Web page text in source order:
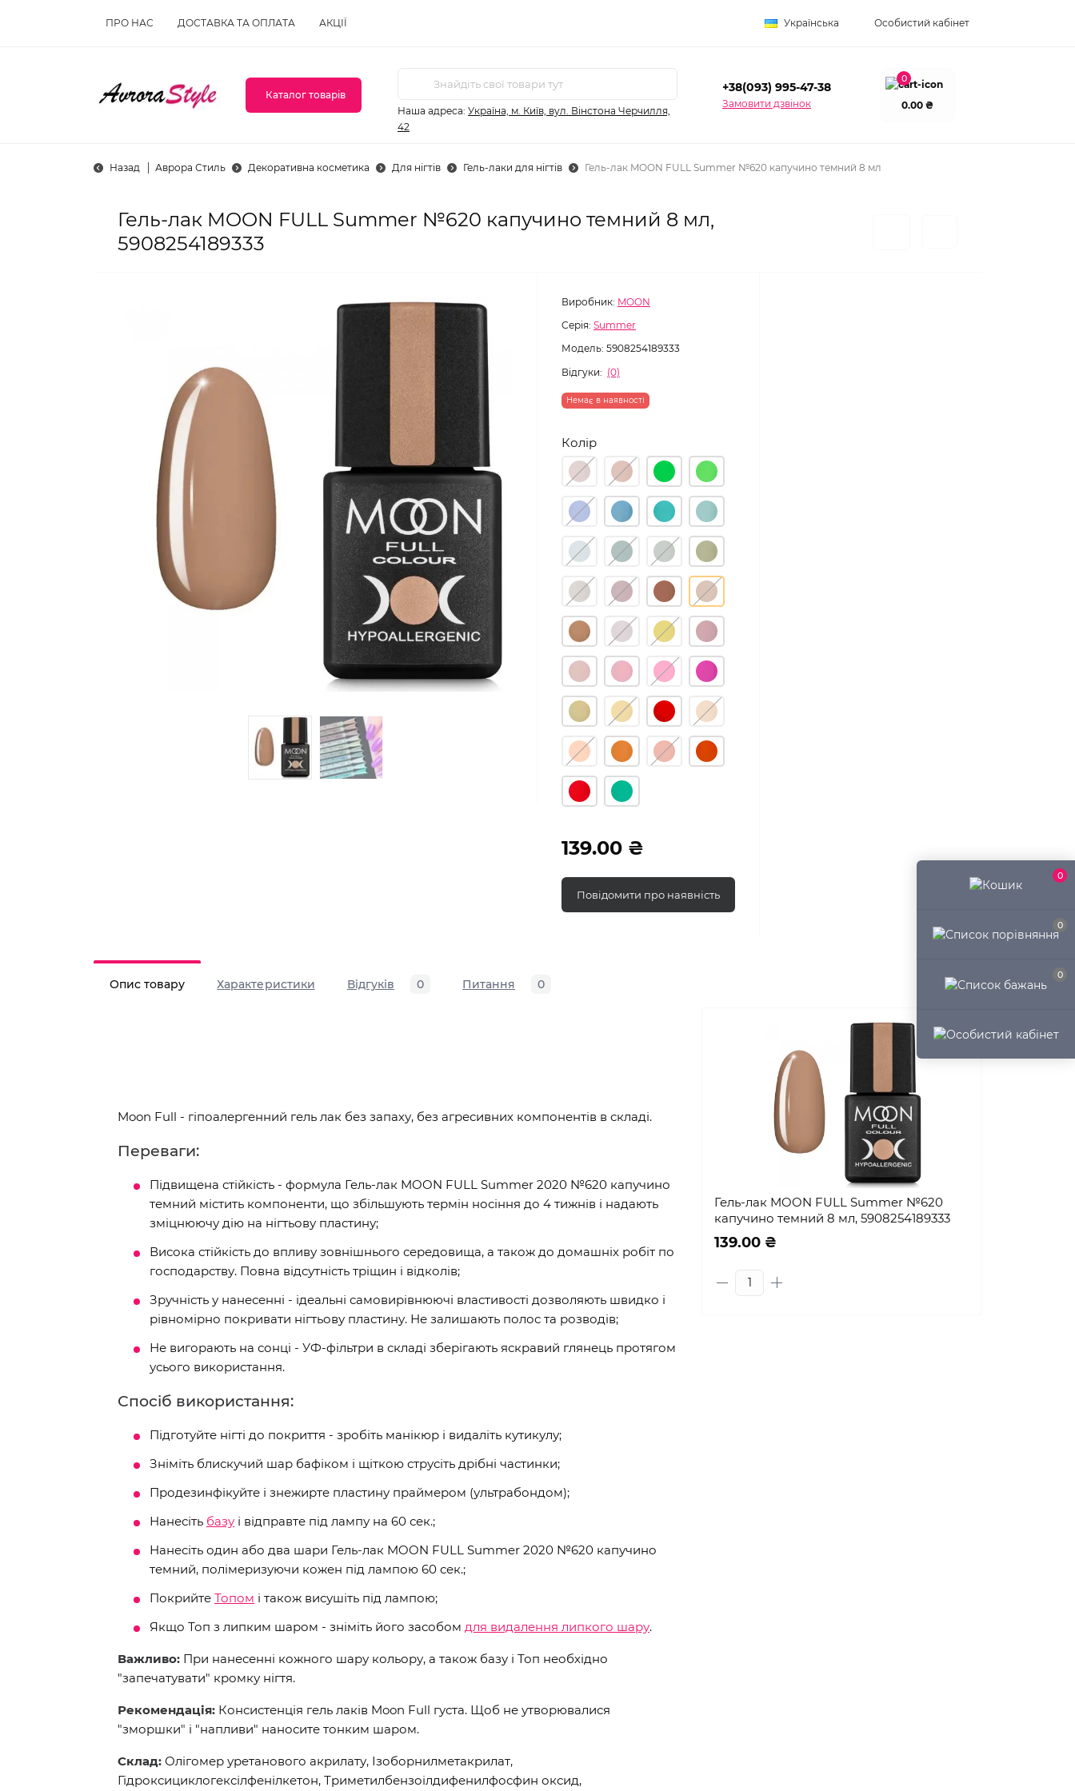
0
0
0
ПРО НАС ДОСТАВКА ТА ОПЛАТА АКЦІЇ Українська Особистий кабінет
Каталог товарів
Наша адреса: Україна, м. Київ, вул. Вінстона Черчилля,
42
+38(093) 995-47-38
Замовити дзвінок
0
0.00 ₴
Назад Аврора Стиль Декоративна косметика Для нігтів Гель-лаки для нігтів Гель-лак MOON FULL Summer №620 капучино темний 8 мл
Гель-лак MOON FULL Summer №620 капучино темний 8 мл,
5908254189333
Виробник: MOON
Серія: Summer
Модель: 5908254189333
Відгуки: (0)
Немає в наявності
Колір
139.00 ₴
Повідомити про наявність
Опис товару Характеристики Відгуків 0 Питання 0
Moon Full - гіпоалергенний гель лак без запаху, без агресивних компонентів в складі.
Переваги:
Підвищена стійкість - формула Гель-лак MOON FULL Summer 2020 №620 капучино
темний містить компоненти, що збільшують термін носіння до 4 тижнів і надають
зміцнюючу дію на нігтьову пластину;
Висока стійкість до впливу зовнішнього середовища, а також до домашніх робіт по
господарству. Повна відсутність тріщин і відколів;
Зручність у нанесенні - ідеальні самовирівнюючі властивості дозволяють швидко і
рівномірно покривати нігтьову пластину. Не залишають полос та розводів;
Не вигорають на сонці - УФ-фільтри в складі зберігають яскравий глянець протягом
усього використання.
Спосіб використання:
Підготуйте нігті до покриття - зробіть манікюр і видаліть кутикулу;
Зніміть блискучий шар бафіком і щіткою струсіть дрібні частинки;
Продезинфікуйте і знежирте пластину праймером (ультрабондом);
Нанесіть базу і відправте під лампу на 60 сек.;
Нанесіть один або два шари Гель-лак MOON FULL Summer 2020 №620 капучино
темний, полімеризуючи кожен під лампою 60 сек.;
Покрийте Топом і також висушіть під лампою;
Якщо Топ з липким шаром - зніміть його засобом для видалення липкого шару.
Важливо: При нанесенні кожного шару кольору, а також базу і Топ необхідно
"запечатувати" кромку нігтя.
Рекомендація: Консистенція гель лаків Moon Full густа. Щоб не утворювалися
"зморшки" і "напливи" наносите тонким шаром.
Склад: Олігомер уретанового акрилату, Ізоборнилметакрилат,
Гідроксициклогексілфенілкетон, Триметилбензоілдифенилфосфин оксид,
Гель-лак MOON FULL Summer №620
капучино темний 8 мл, 5908254189333
139.00 ₴